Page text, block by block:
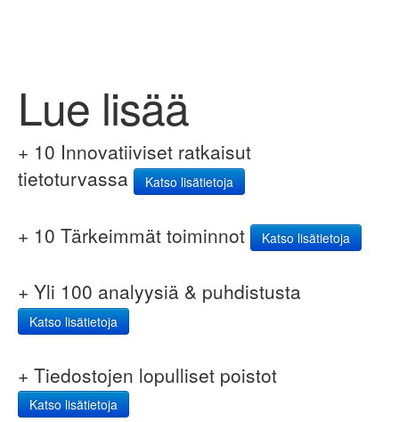
Lue lisää
+ 10 Innovatiiviset ratkaisut
tietoturvassa
Katso lisätietoja
+ 10 Tärkeimmät toiminnot Katso lisätietoja
+ Yli 100 analyysiä & puhdistusta
Katso lisätietoja
+ Tiedostojen lopulliset poistot
Katso lisätietoja